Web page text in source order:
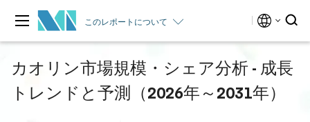
このレポートについて
カオリン市場規模・シェア分析 - 成長
トレンドと予測（2026年～2031年）